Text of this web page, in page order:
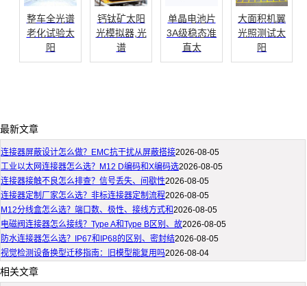
整车全光谱
老化试验太
阳
钙钛矿太阳
光模拟器,光
谱
单晶电池片
3A级稳态准
直太
大面积机翼
光照测试太
阳
最新文章
连接器屏蔽设计怎么做？EMC抗干扰从屏蔽搭接2026-08-05
工业以太网连接器怎么选？M12 D编码和X编码选2026-08-05
连接器接触不良怎么排查？信号丢失、间歇性2026-08-05
连接器定制厂家怎么选？非标连接器定制流程2026-08-05
M12分线盒怎么选？端口数、极性、接线方式和2026-08-05
电磁阀连接器怎么接线？Type A和Type B区别、故2026-08-05
防水连接器怎么选？IP67和IP68的区别、密封结2026-08-05
视觉检测设备换型迁移指南：旧模型能复用吗2026-08-04
相关文章